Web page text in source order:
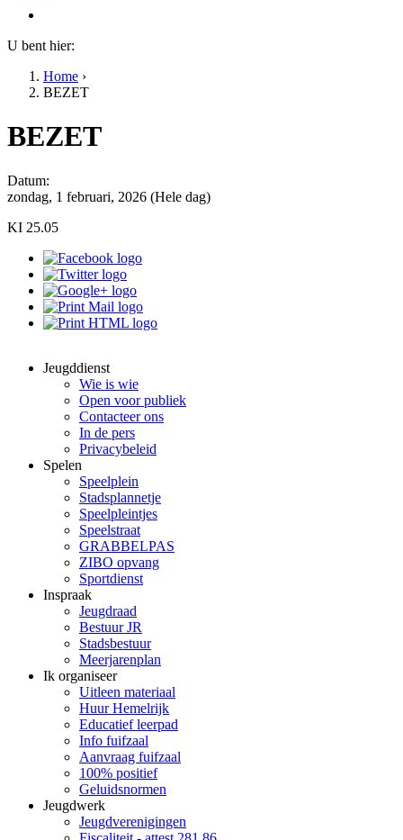
U bent hier:
Home ›
BEZET
BEZET
Datum:
zondag, 1 februari, 2026 (Hele dag)
KI 25.05
Jeugddienst
Wie is wie
Open voor publiek
Contacteer ons
In de pers
Privacybeleid
Spelen
Speelplein
Stadsplannetje
Speelpleintjes
Speelstraat
GRABBELPAS
ZIBO opvang
Sportdienst
Inspraak
Jeugdraad
Bestuur JR
Stadsbestuur
Meerjarenplan
Ik organiseer
Uitleen materiaal
Huur Hemelrijk
Educatief leerpad
Info fuifzaal
Aanvraag fuifzaal
100% positief
Geluidsnormen
Jeugdwerk
Jeugdverenigingen